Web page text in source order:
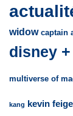
widow captain
disney +
multiverse of
kang kevin feige